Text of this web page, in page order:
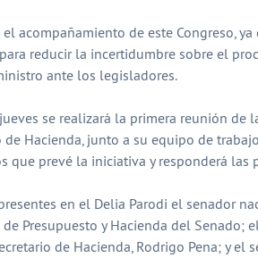
el acompañamiento de este Congreso,
reducir la incertidumbre sobre el
ante los legisladores.
se realizará la primera reunión de
Hacienda, junto a su equipo de
que prevé la iniciativa y responderá las
en el Delia Parodi el senador
Presupuesto y Hacienda del Senado;
de Hacienda, Rodrigo Pena; y el